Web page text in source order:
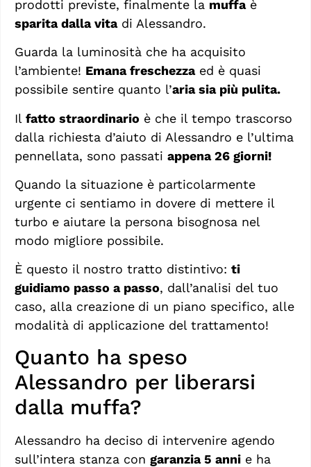
prodotti previste, finalmente la muffaè
sparita dalla vitadi Alessandro.
Guarda la luminosità che ha acquisito
l’ambiente! Emana freschezzaed è quasi
possibile sentire quanto l’aria sia più pulita.
Il fatto straordinario è che il tempo trascorso
dalla richiesta d’aiuto di Alessandro e l’ultima
pennellata, sono passati appena 26 giorni!
Quando la situazione è particolarmente
urgente ci sentiamo in dovere di mettere il
turbo e aiutare la persona bisognosa nel
modo migliore possibile.
È questo il nostro tratto distintivo: ti
guidiamo passo a passo, dall’analisi del tuo
caso, alla creazione di un piano specifico, alle
modalità di applicazione del trattamento!
Quanto ha speso
Alessandro per liberarsi
dalla muffa?
Alessandro ha deciso di intervenire agendo
sull’intera stanza con garanzia 5 anni e ha